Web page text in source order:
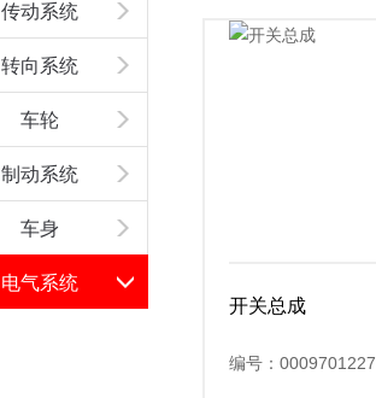
传动系统
转向系统
车轮
制动系统
车身
电气系统
开关总成
编号：0009701227